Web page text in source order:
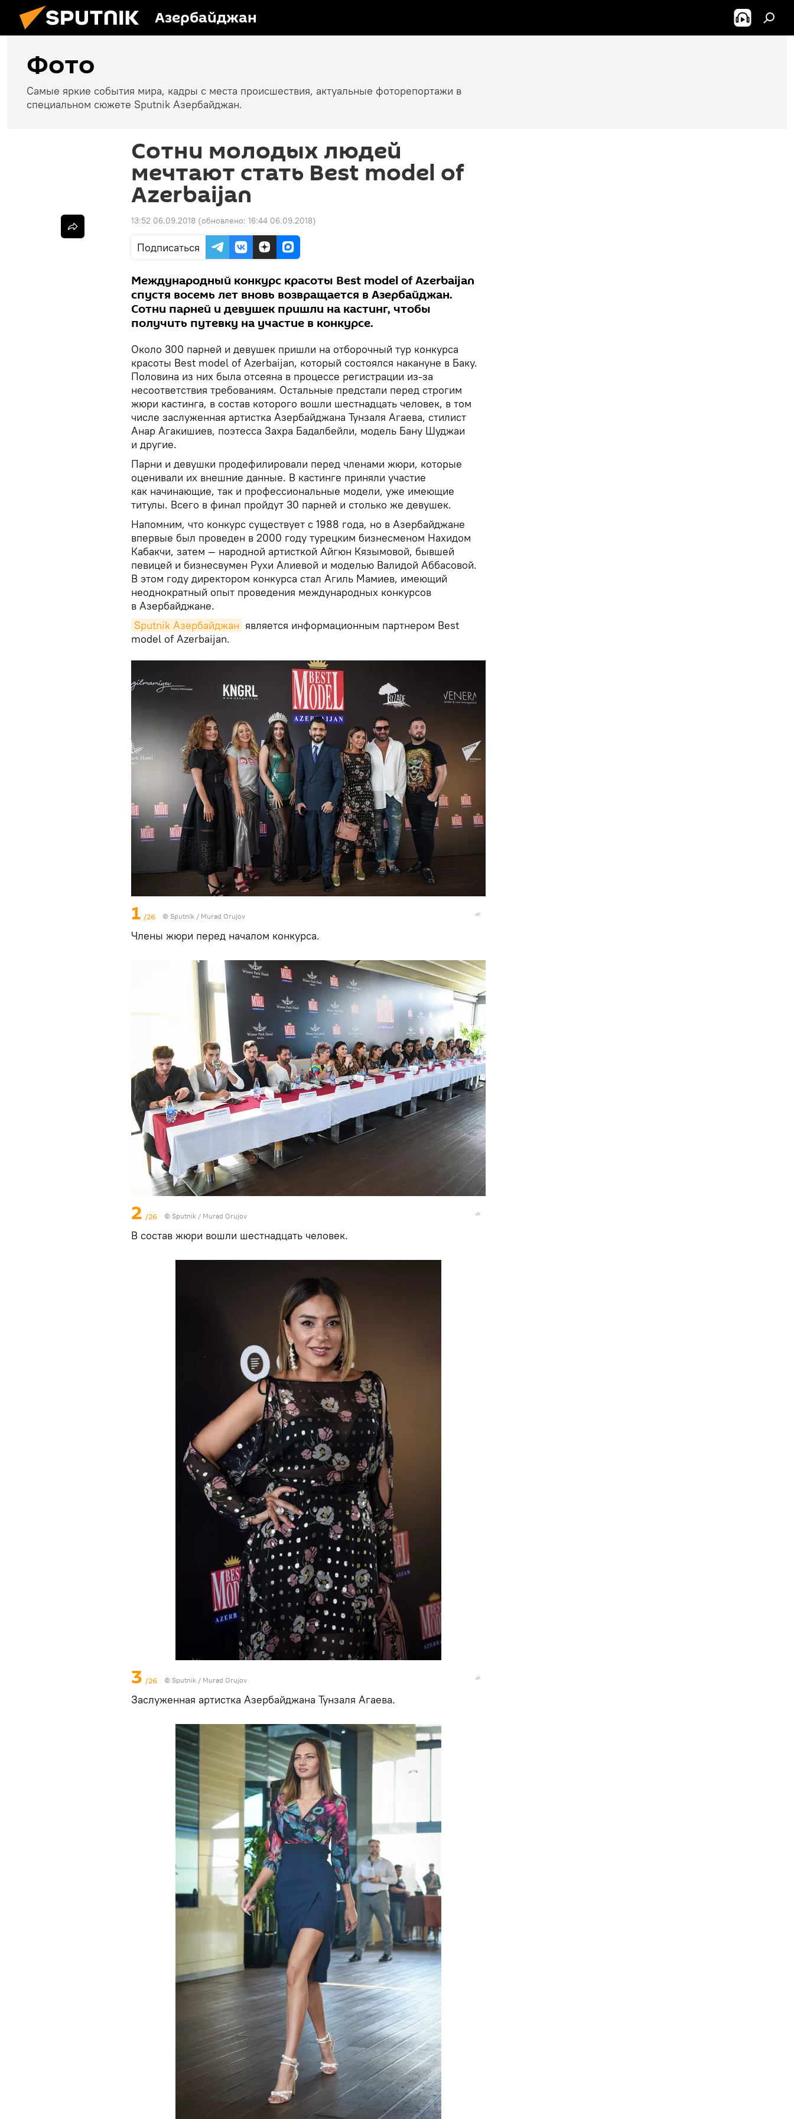
Азербайджан
Фото
Самые яркие события мира, кадры с места происшествия, актуальные фоторепортажи в
специальном сюжете Sputnik Азербайджан.
Сотни молодых людей
мечтают стать Best model of
Azerbaijan
13:52 06.09.2018 (обновлено: 16:44 06.09.2018)
Подписаться
Международный конкурс красоты Best model of Azerbaijan
спустя восемь лет вновь возвращается в Азербайджан.
Сотни парней и девушек пришли на кастинг, чтобы
получить путевку на участие в конкурсе.
Около 300 парней и девушек пришли на отборочный тур конкурса
красоты Best model of Azerbaijan, который состоялся накануне в Баку.
Половина из них была отсеяна в процессе регистрации из-за
несоответствия требованиям. Остальные предстали перед строгим
жюри кастинга, в состав которого вошли шестнадцать человек, в том
числе заслуженная артистка Азербайджана Тунзаля Агаева, стилист
Анар Агакишиев, поэтесса Захра Бадалбейли, модель Бану Шуджаи
и другие.
Парни и девушки продефилировали перед членами жюри, которые
оценивали их внешние данные. В кастинге приняли участие
как начинающие, так и профессиональные модели, уже имеющие
титулы. Всего в финал пройдут 30 парней и столько же девушек.
Напомним, что конкурс существует с 1988 года, но в Азербайджане
впервые был проведен в 2000 году турецким бизнесменом Нахидом
Кабакчи, затем — народной артисткой Айгюн Кязымовой, бывшей
певицей и бизнесвумен Рухи Алиевой и моделью Валидой Аббасовой.
В этом году директором конкурса стал Агиль Мамиев, имеющий
неоднократный опыт проведения международных конкурсов
в Азербайджане.
Sputnik Азербайджан является информационным партнером Best
model of Azerbaijan.
1 /26 © Sputnik / Murad Orujov
Члены жюри перед началом конкурса.
2 /26 © Sputnik / Murad Orujov
В состав жюри вошли шестнадцать человек.
3 /26 © Sputnik / Murad Orujov
Заслуженная артистка Азербайджана Тунзаля Агаева.